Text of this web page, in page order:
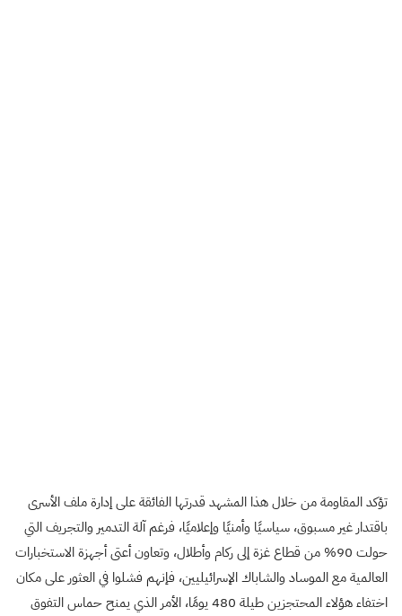
تؤكد المقاومة من خلال هذا المشهد قدرتها الفائقة على إدارة ملف الأسرى
باقتدار غير مسبوق، سياسيًا وأمنيًا وإعلاميًا، فرغم آلة التدمير والتجريف التي
حولت 90% من قطاع غزة إلى ركام وأطلال، وتعاون أعتى أجهزة الاستخبارات
العالمية مع الموساد والشاباك الإسرائيليين، فإنهم فشلوا في العثور على مكان
اختفاء هؤلاء المحتجزين طيلة 480 يومًا، الأمر الذي يمنح حماس التفوق